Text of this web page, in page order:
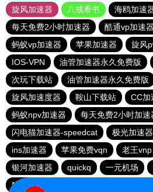
旋风加速器
八戒看书 海鸥加速
每天免费2小时加速器
酷通vp加速器
蚂蚁vp加速器
苹果加速器 旋风
IOS-VPN
油管加速器永久免费版
次玩下载站
油管加速器永久免费版
旋风加速度器
鞍山下载站 CC加
蚂蚁npv加速器
每天免费2小时加速
闪电猫加速器-speedcat
极光加速器
ins加速器
苹果免费vqn 老王vnp
银河加速器
quickq 一元机场
猎豹加速器